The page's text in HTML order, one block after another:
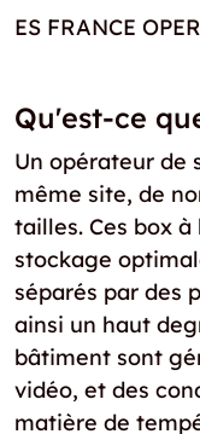
ES FRANCE
Qu'est-ce
Un opérateur de
même site, de
tailles. Ces box
stockage
séparés par des
ainsi un haut
bâtiment sont
vidéo, et des
matière de